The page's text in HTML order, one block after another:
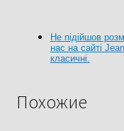
Не підійшов
нас на сайті
класичні.
Похожие